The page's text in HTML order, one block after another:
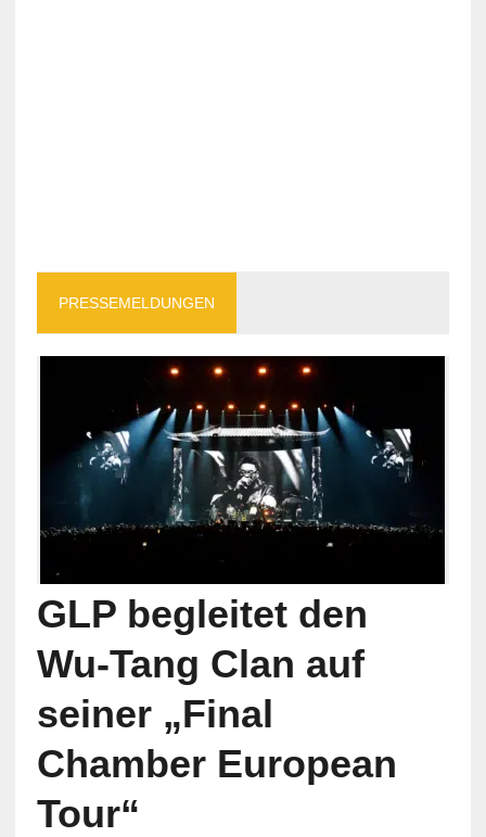
PRESSEMELDUNGEN
GLP begleitet den
Wu-Tang Clan auf
seiner „Final
Chamber European
Tour“